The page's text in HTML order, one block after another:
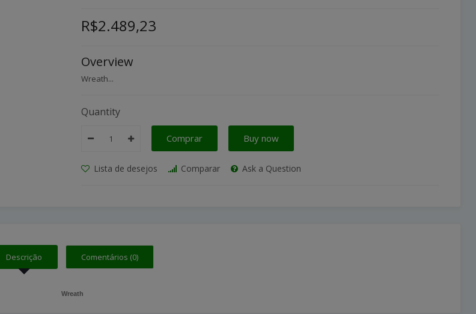
R$2.489,23
Overview
Wreath...
Quantity
Comprar Buy now
Lista de desejos Comparar Ask a Question
Descrição Comentários (0)
Wreath